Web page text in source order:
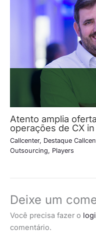
Atento amplia
operações de CX
Callcenter, Destaque
Outsourcing, Players
Deixe um
Você precisa fazer o
comentário.